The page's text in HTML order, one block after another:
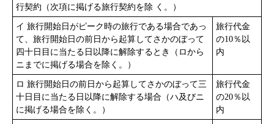
行契約（次項に掲げる旅行契約を除 く。）
イ 旅行開始日がピーク時の旅行である場合であっ
て、旅行開始日の前日から起算してさかのぼって
四十日目に当たる日以降に解除するとき（ロから
ニまでに掲げる場合を除く。）
旅行代金
の10％以
内
ロ 旅行開始日の前日から起算してさかのぼって三
十日目に当たる日以降に解除する場合（ハ及びニ
に掲げる場合を除く。）
旅行代金
の20％以
内